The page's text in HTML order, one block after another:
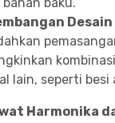
bahan baku.
lain, seperti besi
Harmonika